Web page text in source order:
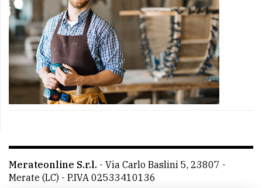
Merateonline S.r.l. - Via Carlo Baslini 5, 23807 -
Merate (LC) - P.IVA 02533410136